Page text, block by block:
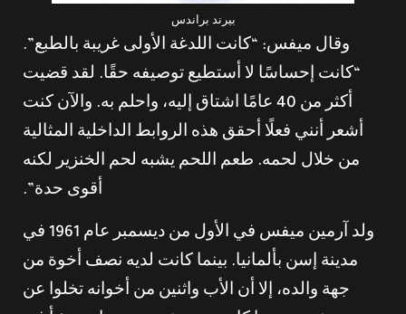
بيرند براندس
وقال ميفس: “كانت اللدغة الأولى غريبة بالطبع”.
“كانت إحساسًا لا أستطيع توصيفه حقًا. لقد قضيت
أكثر من 40 عامًا اشتاق إليه، واحلم به. والآن كنت
أشعر أنني فعلًا أحقق هذه الروابط الداخلية المثالية
من خلال لحمه. طعم اللحم يشبه لحم الخنزير لكنه
أقوى حدة”.
ولد آرمين ميفس في الأول من ديسمبر عام 1961 في
مدينة إسن بألمانيا. بينما كانت لديه نصف أخوة من
جهة والده، إلا أن الأب واثنين من أخوانه تخلوا عن